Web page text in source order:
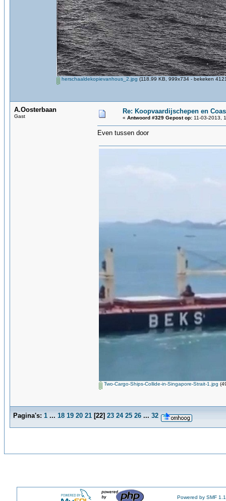
herschaaldekopievanhous_2.jpg (118.99 KB, 999x734 - bekeken
A.Oosterbaan
Gast
Re: Koopvaardijschepen en
« Antwoord #329 Gepost op: 11-03-2013,
Even tussen door
Two-Cargo-Ships-Collide-in-Singapore-Strait-1.jpg
Pagina's: 1 ... 18 19 20 21 [22] 23 24 25 26 ... 32
Powered by SMF